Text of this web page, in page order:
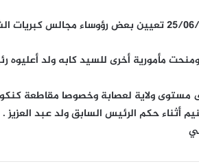
مأمورية أخرى للسيد كابه ولد أعليوه
مستوى ولاية لعصابة وخصوصا مقاطعة
أثناء حكم الرئيس السابق ولد عبد العزيز